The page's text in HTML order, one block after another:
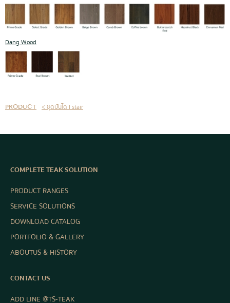
Dang Wood
PRODUCT < ชุดบันได I stair
COMPLETE TEAK SOLUTION
PRODUCT RANGES
SERVICE SOLUTIONS
DOWNLOAD CATALOG
PORTFOLIO & GALLERY
ABOUT US & HISTORY
CONTACT US
ADD LINE @TS-TEAK